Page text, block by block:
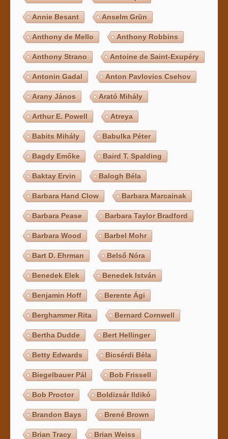
Annie Besant Anselm Grün
Anthony de Mello Anthony Robbins
Anthony Strano Antoine de Saint-Exupéry
Antonin Gadal Anton Pavlovics Csehov
Arany János Arató Mihály
Arthur E. Powell Atreya
Babits Mihály Babulka Péter
Bagdy Emőke Baird T. Spalding
Baktay Ervin Balogh Béla
Barbara Hand Clow Barbara Marcainak
Barbara Pease Barbara Taylor Bradford
Barbara Wood Barbel Mohr
Bart D. Ehrman Belső Nóra
Benedek Elek Benedek István
Benjamin Hoff Berente Ági
Berghammer Rita Bernard Cornwell
Bertha Dudde Bert Hellinger
Betty Edwards Bicsérdi Béla
Biegelbauer Pál Bob Frissell
Bob Proctor Boldizsár Ildikó
Brandon Bays Brené Brown
Brian Tracy Brian Weiss